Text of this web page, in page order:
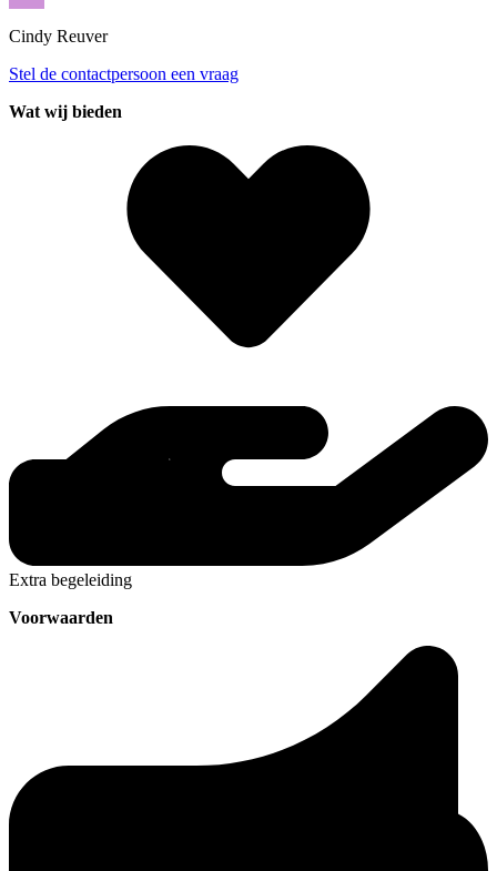
Cindy Reuver
Stel de contactpersoon een vraag
Wat wij bieden
Extra begeleiding
Voorwaarden